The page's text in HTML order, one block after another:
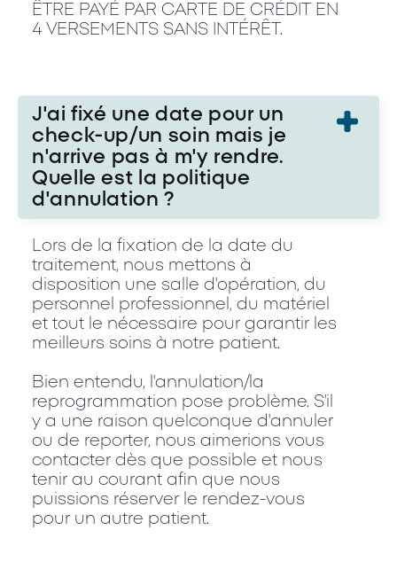
ÊTRE PAYÉ PAR CARTE DE CRÉDIT EN
4 VERSEMENTS SANS INTÉRÊT.
J'ai fixé une date pour un
check-up/un soin mais je
n'arrive pas à m'y rendre.
Quelle est la politique
d'annulation ?
Lors de la fixation de la date du
traitement, nous mettons à
disposition une salle d'opération, du
personnel professionnel, du matériel
et tout le nécessaire pour garantir les
meilleurs soins à notre patient.
Bien entendu, l'annulation/la
reprogrammation pose problème. S'il
y a une raison quelconque d'annuler
ou de reporter, nous aimerions vous
contacter dès que possible et nous
tenir au courant afin que nous
puissions réserver le rendez-vous
pour un autre patient.